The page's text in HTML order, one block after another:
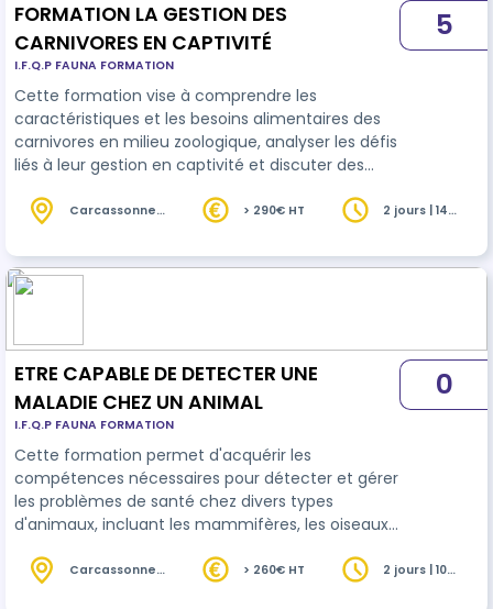
FORMATION LA GESTION DES
CARNIVORES EN CAPTIVITÉ
I.F.Q.P FAUNA FORMATION
Cette formation vise à comprendre les
caractéristiques et les besoins alimentaires des
carnivores en milieu zoologique, analyser les défis
liés à leur gestion en captivité et discuter des
et leur conservation.
5
Carcassonne
> 290€ HT
2 jours | 14
ETRE CAPABLE DE DETECTER UNE
MALADIE CHEZ UN ANIMAL
I.F.Q.P FAUNA FORMATION
Cette formation permet d'acquérir les
compétences nécessaires pour détecter et gérer
les problèmes de santé chez divers types
d'animaux, incluant les mammifères, les oiseaux
théoriques et pratiques pour une approche
0
Carcassonne
> 260€ HT
2 jours | 10